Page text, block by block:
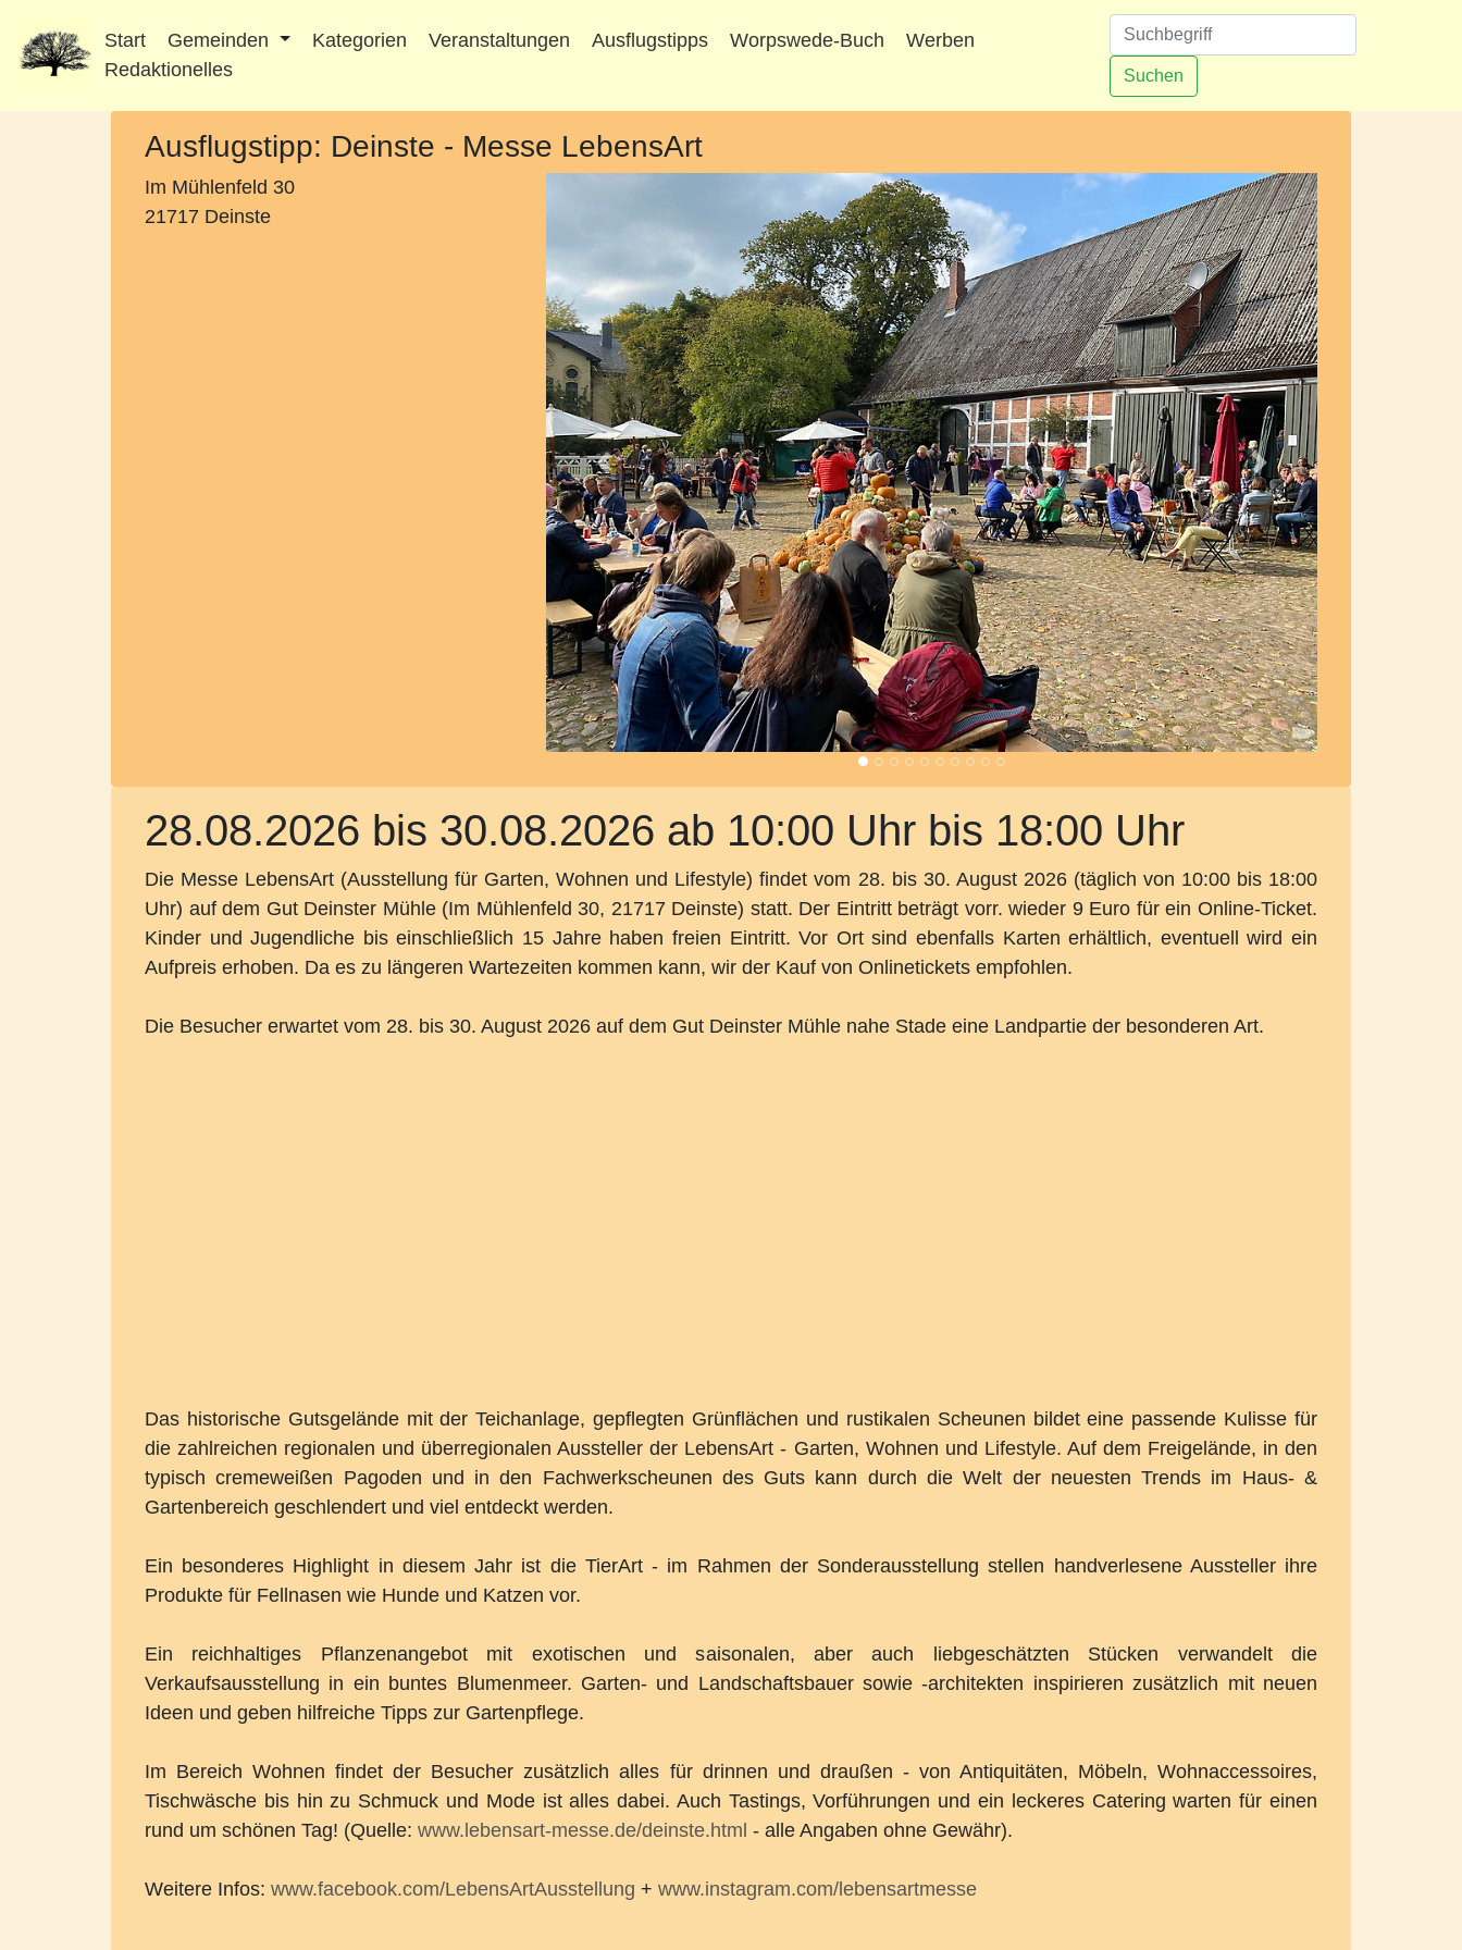
Start Gemeinden Kategorien Veranstaltungen Ausflugstipps Worpswede-Buch
Werben
Redaktionelles
Suchen
Ausflugstipp: Deinste - Messe LebensArt
Im Mühlenfeld 30
21717 Deinste
Vorheriges Nächstes
28.08.2026 bis 30.08.2026 ab 10:00 Uhr bis 18:00 Uhr
Die Messe LebensArt (Ausstellung für Garten, Wohnen und Lifestyle) findet vom 28. bis 30. August 2026 (täglich von 10:00 bis 18:00
Uhr) auf dem Gut Deinster Mühle (Im Mühlenfeld 30, 21717 Deinste) statt. Der Eintritt beträgt vorr. wieder 9 Euro für ein Online-Ticket.
Kinder und Jugendliche bis einschließlich 15 Jahre haben freien Eintritt. Vor Ort sind ebenfalls Karten erhältlich, eventuell wird ein
Aufpreis erhoben. Da es zu längeren Wartezeiten kommen kann, wir der Kauf von Onlinetickets empfohlen.
Die Besucher erwartet vom 28. bis 30. August 2026 auf dem Gut Deinster Mühle nahe Stade eine Landpartie der besonderen Art.
Das historische Gutsgelände mit der Teichanlage, gepflegten Grünflächen und rustikalen Scheunen bildet eine passende Kulisse für
die zahlreichen regionalen und überregionalen Aussteller der LebensArt - Garten, Wohnen und Lifestyle. Auf dem Freigelände, in den
typisch cremeweißen Pagoden und in den Fachwerkscheunen des Guts kann durch die Welt der neuesten Trends im Haus- &
Gartenbereich geschlendert und viel entdeckt werden.
Ein besonderes Highlight in diesem Jahr ist die TierArt - im Rahmen der Sonderausstellung stellen handverlesene Aussteller ihre
Produkte für Fellnasen wie Hunde und Katzen vor.
Ein reichhaltiges Pflanzenangebot mit exotischen und saisonalen, aber auch liebgeschätzten Stücken verwandelt die
Verkaufsausstellung in ein buntes Blumenmeer. Garten- und Landschaftsbauer sowie -architekten inspirieren zusätzlich mit neuen
Ideen und geben hilfreiche Tipps zur Gartenpflege.
Im Bereich Wohnen findet der Besucher zusätzlich alles für drinnen und draußen - von Antiquitäten, Möbeln, Wohnaccessoires,
Tischwäsche bis hin zu Schmuck und Mode ist alles dabei. Auch Tastings, Vorführungen und ein leckeres Catering warten für einen
rund um schönen Tag! (Quelle: www.lebensart-messe.de/deinste.html - alle Angaben ohne Gewähr).
Weitere Infos: www.facebook.com/LebensArtAusstellung + www.instagram.com/lebensartmesse